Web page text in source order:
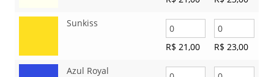
Sunkiss
R$ 21,00 R$ 23,00
Azul Royal